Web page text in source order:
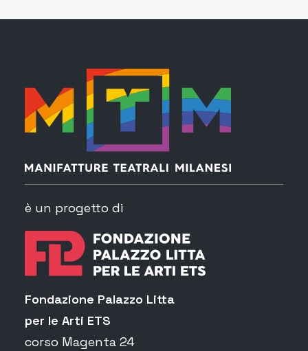
è un progetto di
Fondazione Palazzo Litta
per le Arti ETS
corso Magenta 24